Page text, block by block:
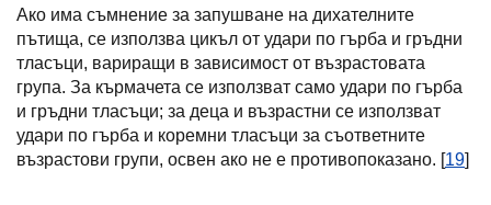
Ако има съмнение за запушване на дихателните
пътища, се използва цикъл от удари по гърба и гръдни
тласъци, вариращи в зависимост от възрастовата
група. За кърмачета се използват само удари по гърба
и гръдни тласъци; за деца и възрастни се използват
удари по гърба и коремни тласъци за съответните
възрастови групи, освен ако не е противопоказано. [19]